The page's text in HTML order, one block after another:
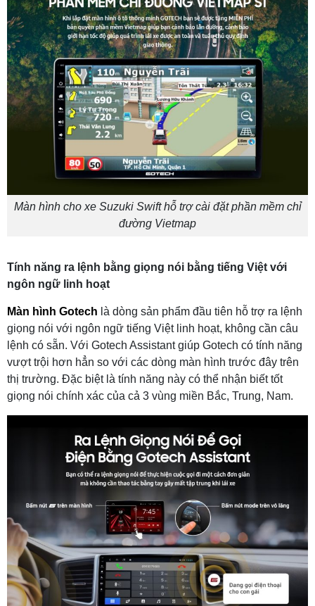
Màn hình cho xe Suzuki Swift hỗ trợ cài đặt phần mềm chỉ
đường Vietmap
Tính năng ra lệnh bằng giọng nói bằng tiếng Việt với
ngôn ngữ linh hoạt
Màn hình Gotech là dòng sản phẩm đầu tiên hỗ trợ ra lệnh
giọng nói với ngôn ngữ tiếng Việt linh hoạt, không cần câu
lệnh có sẵn. Với Gotech Assistant giúp Gotech có tính năng
vượt trội hơn hẳn so với các dòng màn hình trước đây trên
thị trường. Đặc biệt là tính năng này có thể nhận biết tốt
giọng nói chính xác của cả 3 vùng miền Bắc, Trung, Nam.